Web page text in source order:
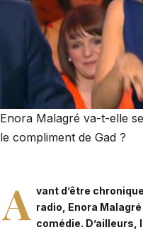
Enora Malagré va-t-elle
le compliment de Gad ?
A vant d’être
radio, Enora
comédie. D’ailleurs,